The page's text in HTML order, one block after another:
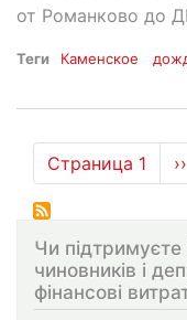
от Романково до
Теги Каменское
Нумерация
страниц
Страница 1 ››
Чи підтримуєте
чиновників і
фінансові